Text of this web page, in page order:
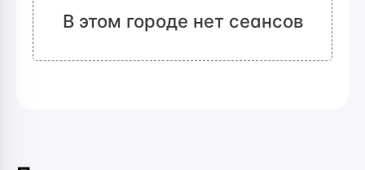
В этом городе нет сеансов